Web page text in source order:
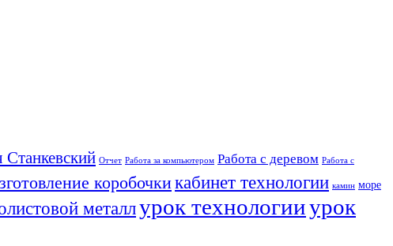
Отчет Работа за компьютером Работа с деревом Работа с
коробочкикабинет технологии камин море
металлурок технологииурок